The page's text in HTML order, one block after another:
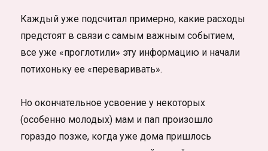
Каждый уже подсчитал примерно, какие расходы
предстоят в связи с самым важным событием,
все уже «проглотили» эту информацию и начали
потихоньку ее «переваривать».
Но окончательное усвоение у некоторых
(особенно молодых) мам и пап произошло
гораздо позже, когда уже дома пришлось